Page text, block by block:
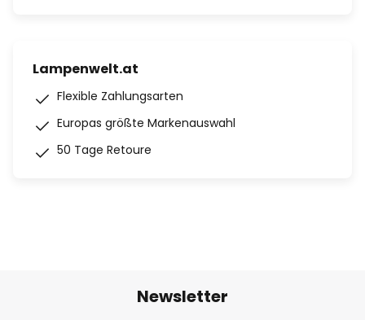
Lampenwelt.at
Flexible Zahlungsarten
Europas größte Markenauswahl
50 Tage Retoure
Newsletter